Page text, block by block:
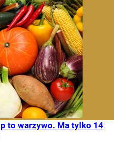
to warzywo. Ma tylko 14